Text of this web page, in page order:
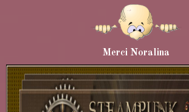
Merci Noralina